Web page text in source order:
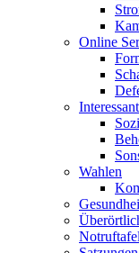
Online
Wahlen
Notruftafel